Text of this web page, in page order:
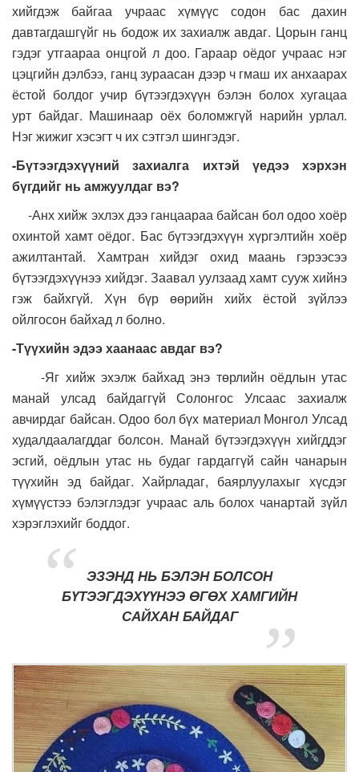
хийгдэж байгаа учраас хүмүүс содон бас дахин
давтагдашгүйг нь бодож их захиалж авдаг. Цорын ганц
гэдэг утгаараа онцгой л доо. Гараар оёдог учраас нэг
цэцгийн дэлбээ, ганц зураасан дээр ч гмаш их анхаарах
ёстой болдог учир бүтээгдэхүүн бэлэн болох хугацаа
урт байдаг. Машинаар оёх боломжгүй нарийн урлал.
Нэг жижиг хэсэгт ч их сэтгэл шингэдэг.
-Бүтээгдэхүүний захиалга ихтэй үедээ хэрхэн
бүгдийг нь амжуулдаг вэ?
-Анх хийж эхлэх дээ ганцаараа байсан бол одоо хоёр
охинтой хамт оёдог. Бас бүтээгдэхүүн хүргэлтийн хоёр
ажилтантай. Хамтран хийдэг охид маань гэрээсээ
бүтээгдэхүүнээ хийдэг. Заавал уулзаад хамт сууж хийнэ
гэж байхгүй. Хүн бүр өөрийн хийх ёстой зүйлээ
ойлгосон байхад л болно.
-Түүхийн эдээ хаанаас авдаг вэ?
-Яг хийж эхэлж байхад энэ төрлийн оёдлын утас
манай улсад байдаггүй Солонгос Улсаас захиалж
авчирдаг байсан. Одоо бол бүх материал Монгол Улсад
худалдаалагддаг болсон. Манай бүтээгдэхүүн хийгддэг
эсгий, оёдлын утас нь будаг гардаггүй сайн чанарын
түүхийн эд байдаг. Хайрладаг, баярлуулахыг хүсдэг
хүмүүстээ бэлэглэдэг учраас аль болох чанартай зүйл
хэрэглэхийг боддог.
ЭЗЭНД НЬ БЭЛЭН БОЛСОН
БҮТЭЭГДЭХҮҮНЭЭ ӨГӨХ ХАМГИЙН
САЙХАН БАЙДАГ